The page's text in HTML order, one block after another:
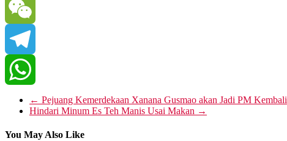
Gmail
WeChat
Telegram
WhatsApp
← Pejuang Kemerdekaan Xanana Gusmao akan Jadi PM Kembali
Hindari Minum Es Teh Manis Usai Makan →
You May Also Like